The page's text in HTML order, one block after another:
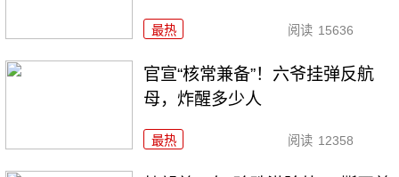
最热 阅读 15636
官宣“核常兼备”！六爷挂弹反航
母，炸醒多少人
最热 阅读 12358